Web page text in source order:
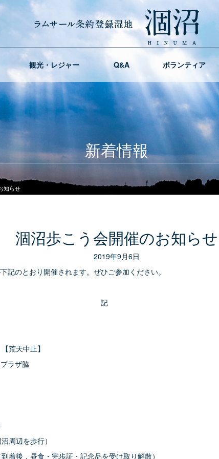
観光・レジャー Q&A ボランティア
新着情報
知らせ
涸沼歩こう会開催のお知らせ
2019年9月6日
おり開催されます。ぜひご参加ください。
天中止】
ザ脇
を歩行）
昼食・完歩証・記念品を受け取り解散）